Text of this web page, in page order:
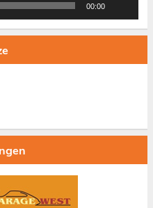
00:00